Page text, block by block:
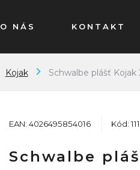
O NÁS KONTAKT
Kojak Schwalbe plášť
EAN: 4026495854016 Kód:
Schwalbe